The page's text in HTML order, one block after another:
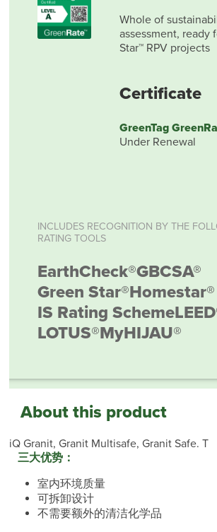
Whole of
assessment, ready
Star™ RPV projects
Certificate
GreenTag
Under Renewal
INCLUDES RECOGNITION BY THE
RATING TOOLS
EarthCheck®GBCSA®
Green Star®Homestar®
IS Rating Scheme
LOTUS®MyHIJAU®
About this product
iQ Granit, Granit Multisafe, Granit Safe. T
三大优势：
室内环境质量
可拆卸设计
不需要额外的清洁化学品